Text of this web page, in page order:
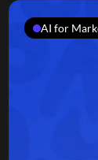
AI for